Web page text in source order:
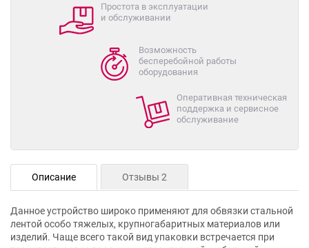
Простота в эксплуатации
и обслуживании
Возможность
бесперебойной работы
оборудования
Оперативная техническая
поддержка и сервисное
обслуживание
Описание Отзывы 2
Данное устройство широко применяют для обвязки стальной
лентой особо тяжелых, крупногабаритных материалов или
изделий. Чаще всего такой вид упаковки встречается при